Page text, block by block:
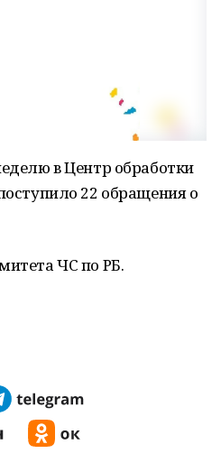
в Центр обработки
22 обращения о
ЧС по РБ.